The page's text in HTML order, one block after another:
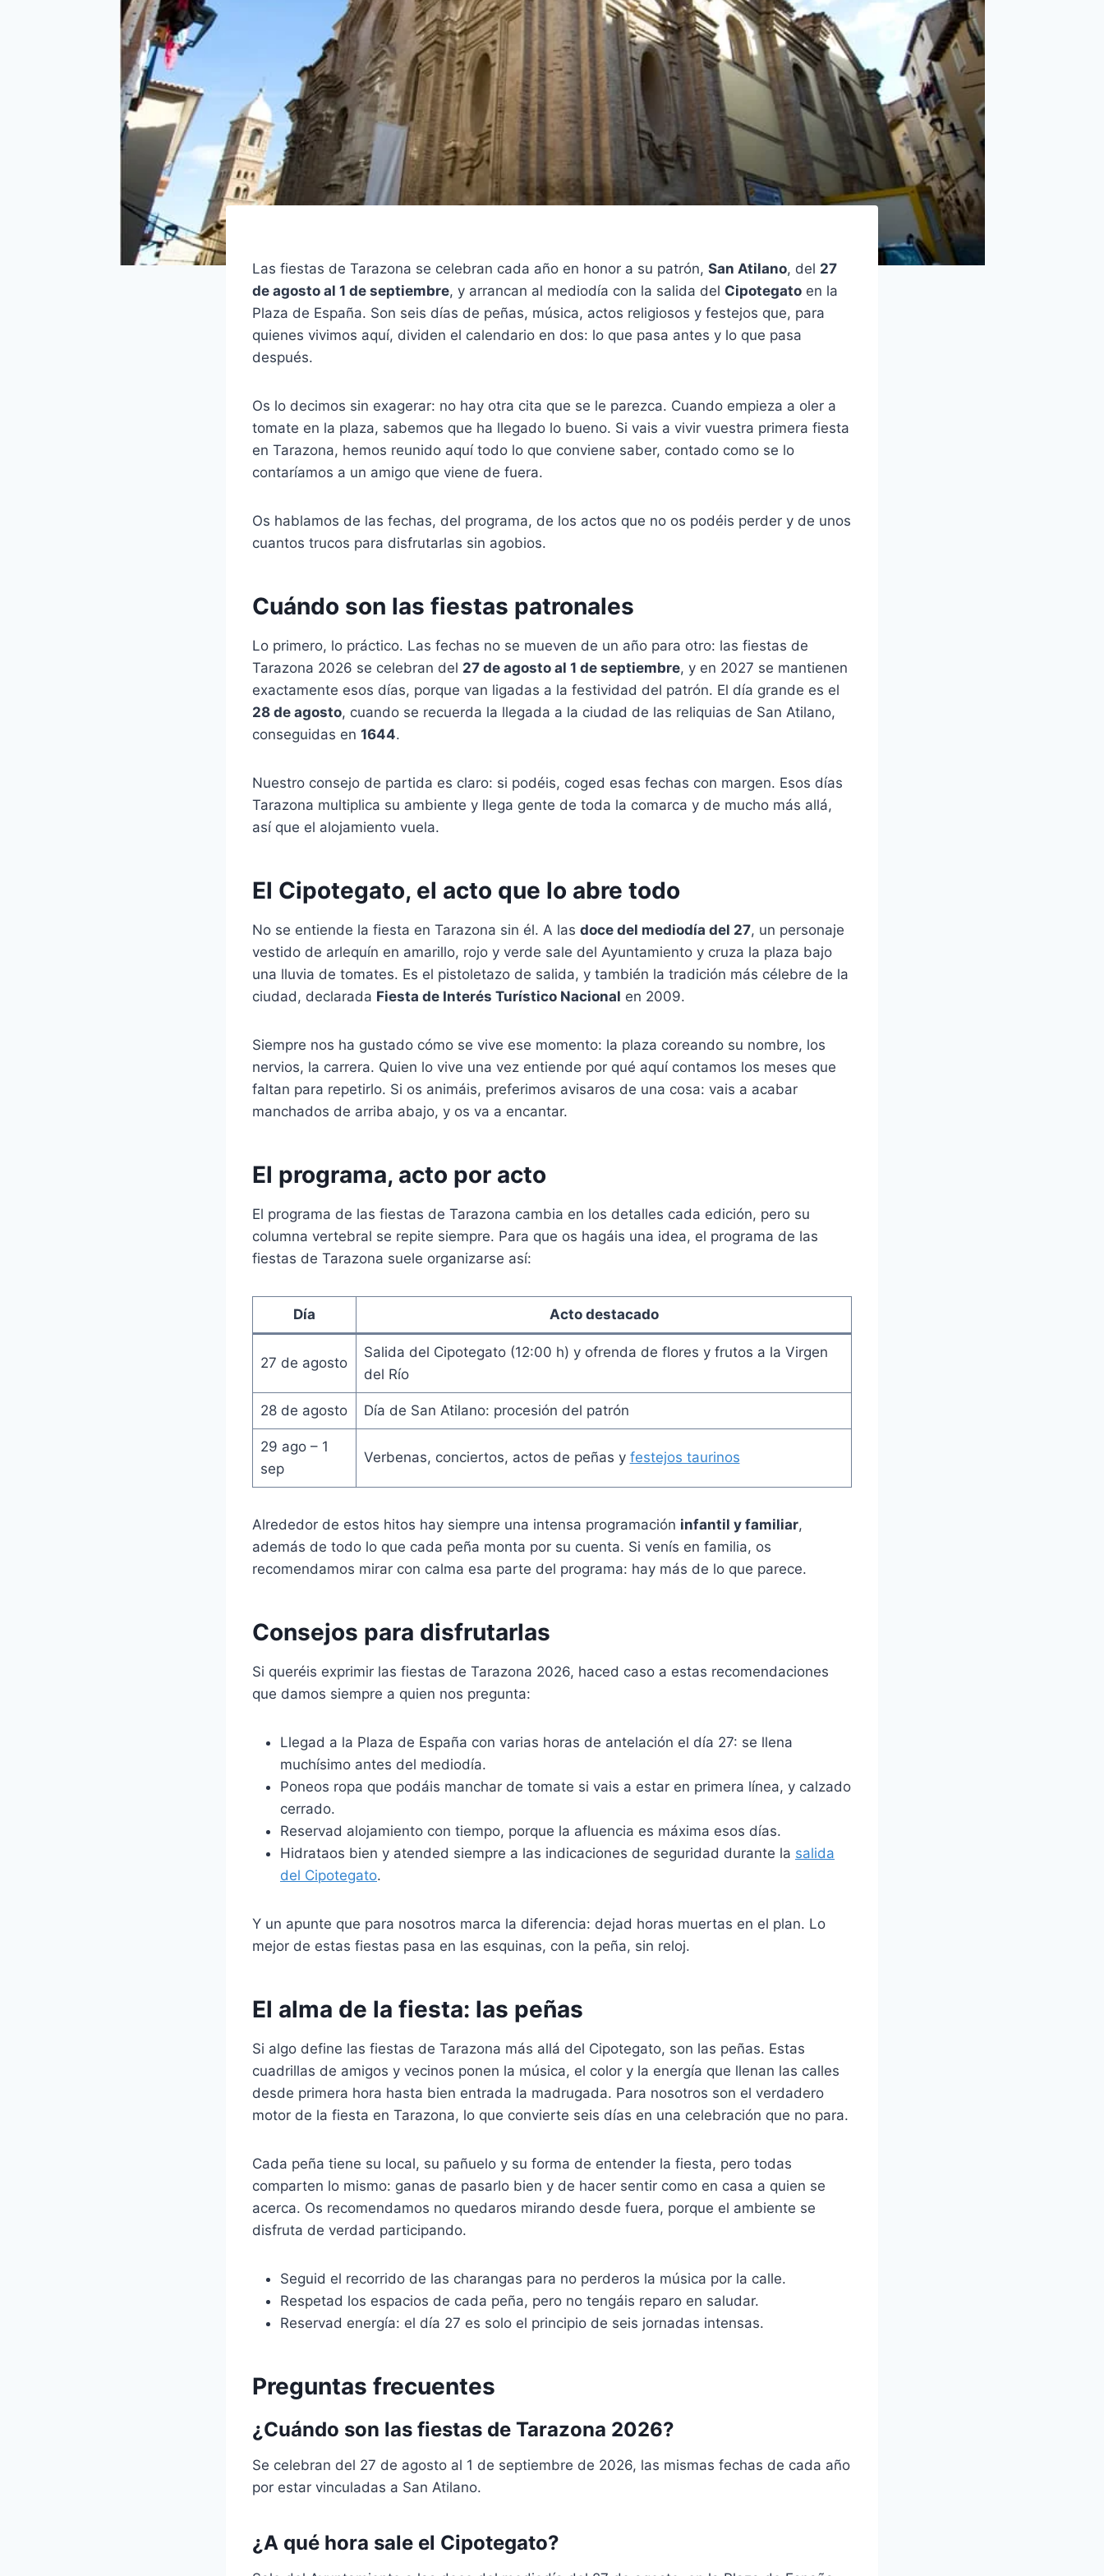
Las fiestas de Tarazona se celebran cada año en honor a su patrón, San Atilano, del 27
de agosto al 1 de septiembre, y arrancan al mediodía con la salida del Cipotegato en la
Plaza de España. Son seis días de peñas, música, actos religiosos y festejos que, para
quienes vivimos aquí, dividen el calendario en dos: lo que pasa antes y lo que pasa
después.
Os lo decimos sin exagerar: no hay otra cita que se le parezca. Cuando empieza a oler a
tomate en la plaza, sabemos que ha llegado lo bueno. Si vais a vivir vuestra primera fiesta
en Tarazona, hemos reunido aquí todo lo que conviene saber, contado como se lo
contaríamos a un amigo que viene de fuera.
Os hablamos de las fechas, del programa, de los actos que no os podéis perder y de unos
cuantos trucos para disfrutarlas sin agobios.
Cuándo son las fiestas patronales
Lo primero, lo práctico. Las fechas no se mueven de un año para otro: las fiestas de
Tarazona 2026 se celebran del 27 de agosto al 1 de septiembre, y en 2027 se mantienen
exactamente esos días, porque van ligadas a la festividad del patrón. El día grande es el
28 de agosto, cuando se recuerda la llegada a la ciudad de las reliquias de San Atilano,
conseguidas en 1644.
Nuestro consejo de partida es claro: si podéis, coged esas fechas con margen. Esos días
Tarazona multiplica su ambiente y llega gente de toda la comarca y de mucho más allá,
así que el alojamiento vuela.
El Cipotegato, el acto que lo abre todo
No se entiende la fiesta en Tarazona sin él. A las doce del mediodía del 27, un personaje
vestido de arlequín en amarillo, rojo y verde sale del Ayuntamiento y cruza la plaza bajo
una lluvia de tomates. Es el pistoletazo de salida, y también la tradición más célebre de la
ciudad, declarada Fiesta de Interés Turístico Nacional en 2009.
Siempre nos ha gustado cómo se vive ese momento: la plaza coreando su nombre, los
nervios, la carrera. Quien lo vive una vez entiende por qué aquí contamos los meses que
faltan para repetirlo. Si os animáis, preferimos avisaros de una cosa: vais a acabar
manchados de arriba abajo, y os va a encantar.
El programa, acto por acto
El programa de las fiestas de Tarazona cambia en los detalles cada edición, pero su
columna vertebral se repite siempre. Para que os hagáis una idea, el programa de las
fiestas de Tarazona suele organizarse así:
Día Acto destacado
27 de agosto
Salida del Cipotegato (12:00 h) y ofrenda de flores y frutos a la Virgen
del Río
28 de agosto Día de San Atilano: procesión del patrón
29 ago – 1
sep
Verbenas, conciertos, actos de peñas y festejos taurinos
Alrededor de estos hitos hay siempre una intensa programación infantil y familiar,
además de todo lo que cada peña monta por su cuenta. Si venís en familia, os
recomendamos mirar con calma esa parte del programa: hay más de lo que parece.
Consejos para disfrutarlas
Si queréis exprimir las fiestas de Tarazona 2026, haced caso a estas recomendaciones
que damos siempre a quien nos pregunta:
Llegad a la Plaza de España con varias horas de antelación el día 27: se llena
muchísimo antes del mediodía.
Poneos ropa que podáis manchar de tomate si vais a estar en primera línea, y calzado
cerrado.
Reservad alojamiento con tiempo, porque la afluencia es máxima esos días.
Hidrataos bien y atended siempre a las indicaciones de seguridad durante la salida
del Cipotegato.
Y un apunte que para nosotros marca la diferencia: dejad horas muertas en el plan. Lo
mejor de estas fiestas pasa en las esquinas, con la peña, sin reloj.
El alma de la fiesta: las peñas
Si algo define las fiestas de Tarazona más allá del Cipotegato, son las peñas. Estas
cuadrillas de amigos y vecinos ponen la música, el color y la energía que llenan las calles
desde primera hora hasta bien entrada la madrugada. Para nosotros son el verdadero
motor de la fiesta en Tarazona, lo que convierte seis días en una celebración que no para.
Cada peña tiene su local, su pañuelo y su forma de entender la fiesta, pero todas
comparten lo mismo: ganas de pasarlo bien y de hacer sentir como en casa a quien se
acerca. Os recomendamos no quedaros mirando desde fuera, porque el ambiente se
disfruta de verdad participando.
Seguid el recorrido de las charangas para no perderos la música por la calle.
Respetad los espacios de cada peña, pero no tengáis reparo en saludar.
Reservad energía: el día 27 es solo el principio de seis jornadas intensas.
Preguntas frecuentes
¿Cuándo son las fiestas de Tarazona 2026?
Se celebran del 27 de agosto al 1 de septiembre de 2026, las mismas fechas de cada año
por estar vinculadas a San Atilano.
¿A qué hora sale el Cipotegato?